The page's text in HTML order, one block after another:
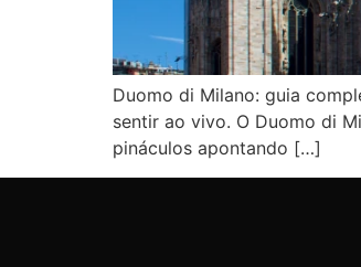
Duomo di Milano: guia
sentir ao vivo. O Duomo di
pináculos apontando […]